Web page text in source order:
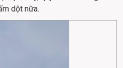
dột nữa.